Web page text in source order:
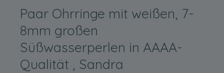
Paar Ohrringe mit weißen, 7-
8mm großen
Süßwasserperlen in AAAA-
Qualität , Sandra